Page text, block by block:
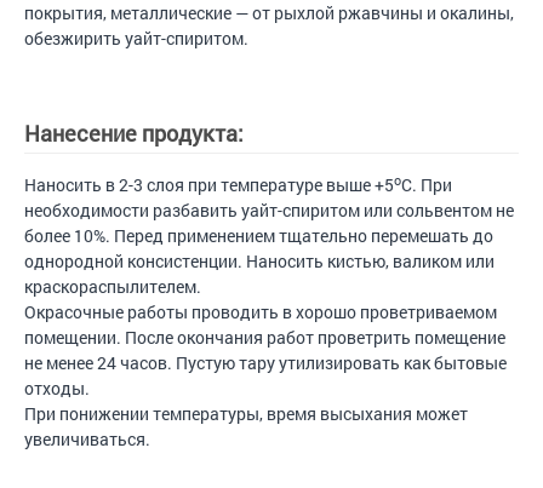
покрытия, металлические — от рыхлой ржавчины и окалины,
обезжирить уайт-спиритом.
Нанесение продукта:
Наносить в 2-3 слоя при температуре выше +5oС. При
необходимости разбавить уайт-спиритом или сольвентом не
более 10%. Перед применением тщательно перемешать до
однородной консистенции. Наносить кистью, валиком или
краскораспылителем.
Окрасочные работы проводить в хорошо проветриваемом
помещении. После окончания работ проветрить помещение
не менее 24 часов. Пустую тару утилизировать как бытовые
отходы.
При понижении температуры, время высыхания может
увеличиваться.